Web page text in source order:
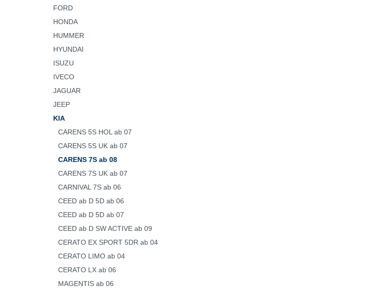
FORD
HONDA
HUMMER
HYUNDAI
ISUZU
IVECO
JAGUAR
JEEP
KIA
CARENS 5S HOL ab 07
CARENS 5S UK ab 07
CARENS 7S ab 08
CARENS 7S UK ab 07
CARNIVAL 7S ab 06
CEED ab D 5D ab 06
CEED ab D 5D ab 07
CEED ab D SW ACTIVE ab 09
CERATO EX SPORT 5DR ab 04
CERATO LIMO ab 04
CERATO LX ab 06
MAGENTIS ab 06